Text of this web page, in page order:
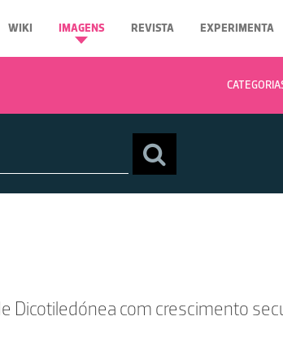
WIKI IMAGENS REVISTA EXPERIMENTA
Dicotiledónea com crescimento